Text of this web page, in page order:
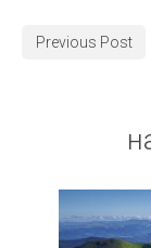
Previous Post